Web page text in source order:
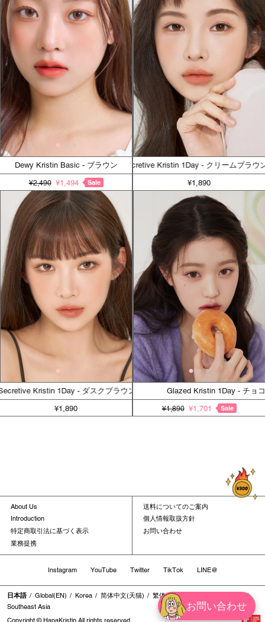
お問い合わせ
Dewy Kristin Basic - ブラウン
¥2,490 ¥1,494 Sale
Secretive Kristin 1Day - クリームブラウ
¥1,890
Kristin 1Day - ダスクブラウン
¥1,890
Glazed Kristin 1Day - チョコ
¥1,890 ¥1,701 Sale
About Us
Introduction
特定商取引法に基づく表示
業務提携
送料についてのご案内
個人情報取扱方針
お問い合わせ
Instagram YouTube Twitter TikTok LINE@
日本語 Global(EN) Korea 简体中文(天猫) 繁体中文
Southeast Asia
Copyright © HapaKristin All rights reserved.